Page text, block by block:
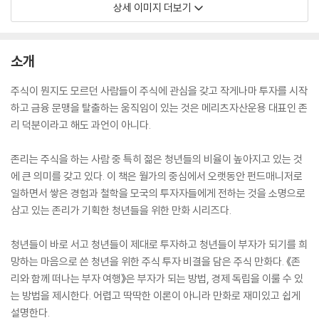
상세 이미지 더보기
소개
주식이 뭔지도 모르던 사람들이 주식에 관심을 갖고 작게나마 투자를 시작
하고 금융 문맹을 탈출하는 움직임이 있는 것은 메리츠자산운용 대표인 존
리 덕분이라고 해도 과언이 아니다.
존리는 주식을 하는 사람 중 특히 젊은 청년들의 비율이 높아지고 있는 것
에 큰 의미를 갖고 있다. 이 책은 월가의 중심에서 오랫동안 펀드매니저로
일하면서 쌓은 경험과 철학을 모국의 투자자들에게 전하는 것을 소명으로
삼고 있는 존리가 기획한 청년들을 위한 만화 시리즈다.
청년들이 바로 서고 청년들이 제대로 투자하고 청년들이 부자가 되기를 희
망하는 마음으로 쓴 청년을 위한 주식 투자 비결을 담은 주식 만화다. 《존
리와 함께 떠나는 부자 여행》은 부자가 되는 방법, 경제 독립을 이룰 수 있
는 방법을 제시한다. 어렵고 딱딱한 이론이 아니라 만화로 재미있고 쉽게
설명한다.